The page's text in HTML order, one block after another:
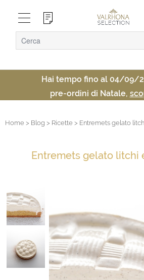
Hai tempo fino al 04/09/
pre-ordini di Natale,
Home > Blog > Ricette > Entremets gelato
Entremets gelato litchi